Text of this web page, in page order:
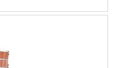
uma tarefa
processos